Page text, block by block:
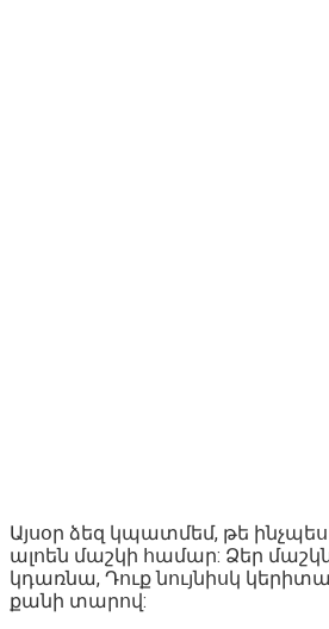
Այսօր ձեզ կպատմեմ, թե
ալոեն մաշկի համար: Ձեր
կդառնա, Դուք նույնիսկ
քանի տարով: